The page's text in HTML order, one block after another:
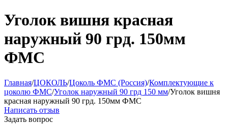
Уголок вишня красная
наружный 90 грд. 150мм
ФМС
Главная/ЦОКОЛЬ/Цоколь ФМС (Россия)/Комплектующие к
цоколю ФМС/Уголок наружный 90 грд 150 мм/Уголок вишня
красная наружный 90 грд. 150мм ФМС
Написать отзыв
Задать вопрос